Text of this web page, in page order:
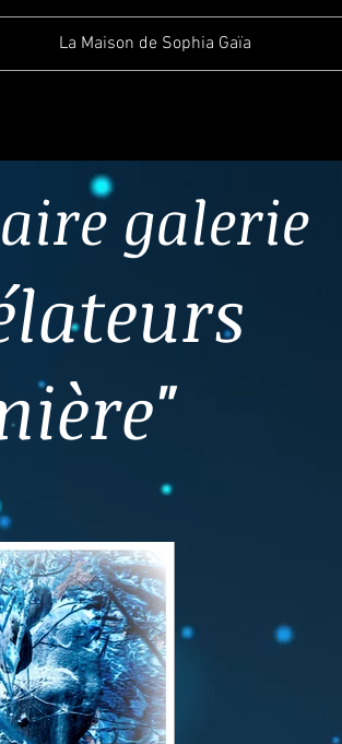
La Maison de Sophia Gaïa
galerie